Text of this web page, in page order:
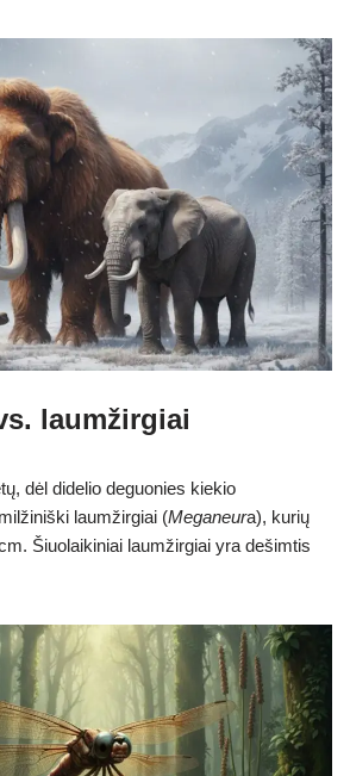
laumžirgiai
dėl didelio deguonies kiekio
laumžirgiai (Meganeura), kurių
Šiuolaikiniai laumžirgiai yra dešimtis